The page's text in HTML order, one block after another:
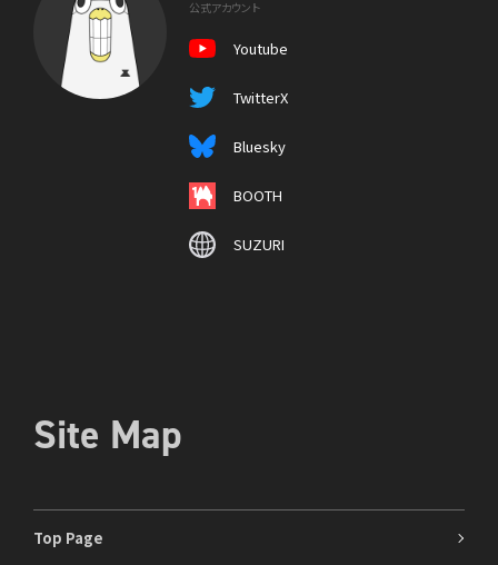
公式アカウント
Youtube
TwitterX
Bluesky
BOOTH
SUZURI
Site Map
Top Page